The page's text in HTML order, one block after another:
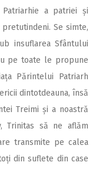
a patriei și
Se simte,
insuflarea Sfântului
pe toate le propune
Părintelui Patriarh
dintotdeauna, însă
Treimi și a noastră
Trinitas să ne aflăm
transmite pe calea
din suflete din case